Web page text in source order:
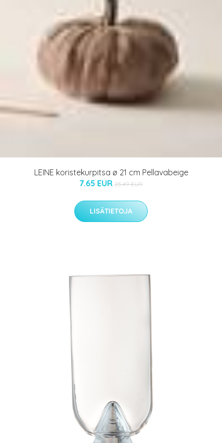
LEINE koristekurpitsa ø 21 cm Pellavabeige
7.65 EUR 25.49 EUR
LISÄTIETOJA